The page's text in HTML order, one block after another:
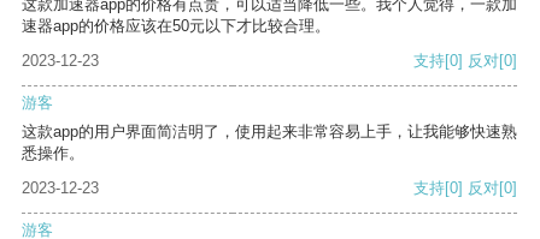
这款加速器app的价格有点贵，可以适当降低一些。我个人觉得，一款加
速器app的价格应该在50元以下才比较合理。
2023-12-23
支持[0] 反对[0]
游客
这款app的用户界面简洁明了，使用起来非常容易上手，让我能够快速熟
悉操作。
2023-12-23
支持[0] 反对[0]
游客